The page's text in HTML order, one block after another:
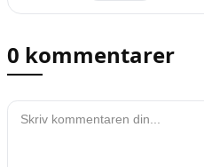
0 kommentarer